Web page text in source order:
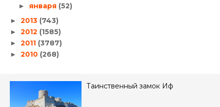
► января (52)
► 2013 (743)
► 2012 (1585)
► 2011 (3787)
► 2010 (268)
Таинственный замок Иф